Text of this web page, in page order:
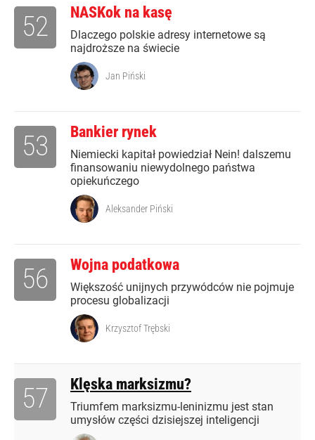
NASKok na kasę
Dlaczego polskie adresy internetowe są
najdroższe na świecie
52
Jan Piński
Bankier rynek
Niemiecki kapitał powiedział Nein! dalszemu
finansowaniu niewydolnego państwa
opiekuńczego
53
Aleksander Piński
Wojna podatkowa
Większość unijnych przywódców nie pojmuje
procesu globalizacji
56
Krzysztof Trębski
Klęska marksizmu?
Triumfem marksizmu-leninizmu jest stan
umysłów części dzisiejszej inteligencji
57